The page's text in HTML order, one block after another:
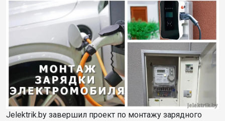
Jelektrik.by завершил проект по монтажу зарядного